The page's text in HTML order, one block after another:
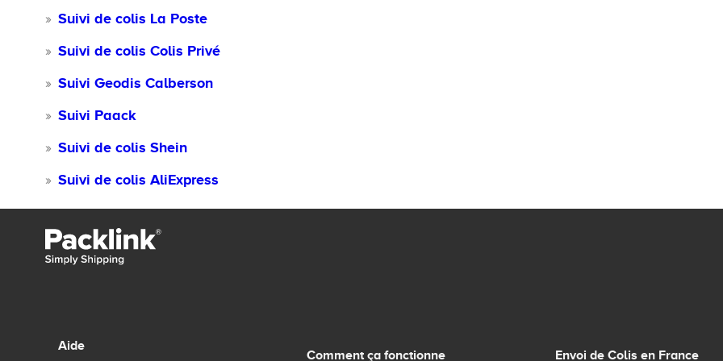
Suivi de colis La Poste
Suivi de colis Colis Privé
Suivi Geodis Calberson
Suivi Paack
Suivi de colis Shein
Suivi de colis AliExpress
Aide
Comment ça fonctionne Envoi de Colis en France